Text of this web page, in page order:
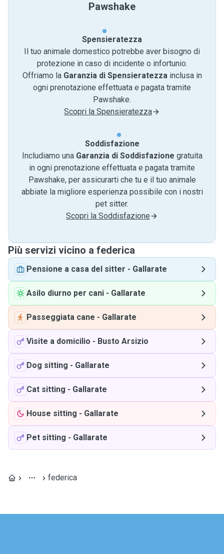
Pawshake
Spensieratezza
Il tuo animale domestico potrebbe aver bisogno di
protezione in caso di incidente o infortunio.
Offriamo la Garanzia di Spensieratezzainclusa in
ogni prenotazione effettuata e pagata tramite
Pawshake.
Scopri la Spensieratezza
Soddisfazione
Includiamo una Garanzia di Soddisfazione gratuita
in ogni prenotazione effettuata e pagata tramite
Pawshake, per assicurarti che tu e il tuo animale
abbiate la migliore esperienza possibile con i nostri
pet sitter.
Scopri la Soddisfazione
Più servizi vicino a federica
Pensione a casa del sitter - Gallarate
Asilo diurno per cani - Gallarate
Passeggiata cane - Gallarate
Visite a domicilio - Busto Arsizio
Dog sitting - Gallarate
Cat sitting - Gallarate
House sitting - Gallarate
Pet sitting - Gallarate
federica